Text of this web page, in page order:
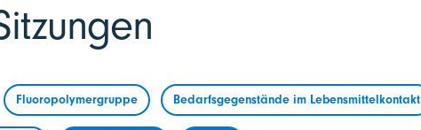
Fluoropolymergruppe Bedarfsgegenstände im Lebensmittelkontakt